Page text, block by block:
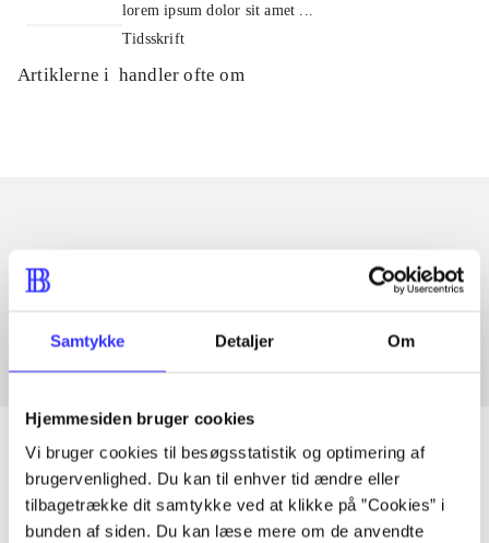
Samtykke Detaljer Om
Hjemmesiden bruger cookies
Vi bruger cookies til besøgsstatistik og optimering af
brugervenlighed. Du kan til enhver tid ændre eller
tilbagetrække dit samtykke ved at klikke på ”Cookies” i
bunden af siden. Du kan læse mere om de anvendte
lorem ipsum dolor sit amet ...
Tidsskrift
Artiklerne i handler ofte om
Artikler med samme emner
Fra
Artikler